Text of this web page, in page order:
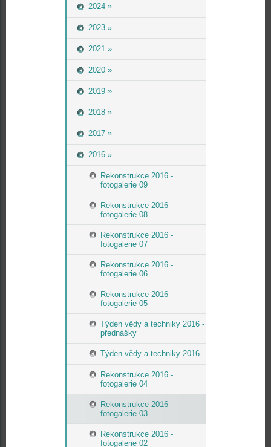
2024 »
2023 »
2021 »
2020 »
2019 »
2018 »
2017 »
2016 »
Rekonstrukce 2016 -
fotogalerie 09
Rekonstrukce 2016 -
fotogalerie 08
Rekonstrukce 2016 -
fotogalerie 07
Rekonstrukce 2016 -
fotogalerie 06
Rekonstrukce 2016 -
fotogalerie 05
Týden vědy a techniky 2016 -
přednášky
Týden vědy a techniky 2016
Rekonstrukce 2016 -
fotogalerie 04
Rekonstrukce 2016 -
fotogalerie 03
Rekonstrukce 2016 -
fotogalerie 02